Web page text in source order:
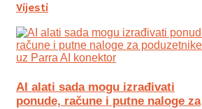
Vijesti
AI alati sada mogu izrađivati
ponude, račune i putne naloge za